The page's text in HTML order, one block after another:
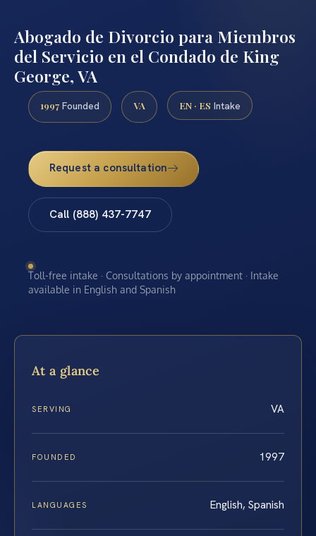
Abogado de Divorcio para Miembros
del Servicio en el Condado de King
George, VA
1997 Founded VA EN · ES Intake
Request a consultation
Call (888) 437-7747
Toll-free intake · Consultations by appointment · Intake
available in English and Spanish
At a glance
SERVING VA
FOUNDED 1997
LANGUAGES English, Spanish